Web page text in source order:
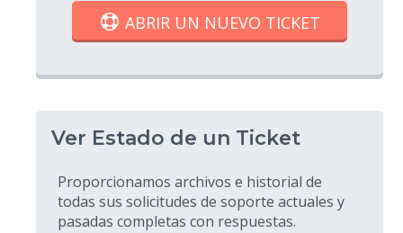
ABRIR UN NUEVO TICKET
Ver Estado de un Ticket
Proporcionamos archivos e historial de
todas sus solicitudes de soporte actuales y
pasadas completas con respuestas.